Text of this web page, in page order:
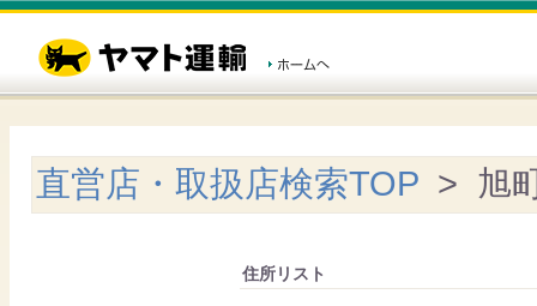
直営店・取扱店検索TOP > 旭
住所リスト